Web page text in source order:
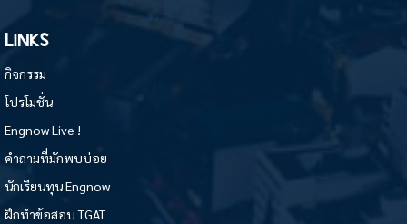
LINKS
กิจกรรม
โปรโมชั่น
Engnow Live !
คำถามที่มักพบบ่อย
นักเรียนทุน Engnow
ฝึกทำข้อสอบ TGAT